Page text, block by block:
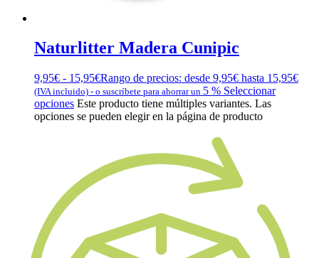
Naturlitter Madera Cunipic
9,95€ - 15,95€Rango de precios: desde 9,95€ hasta 15,95€
(IVA incluido) - o suscríbete para ahorrar un 5 % Seleccionar
opciones Este producto tiene múltiples variantes. Las
opciones se pueden elegir en la página de producto